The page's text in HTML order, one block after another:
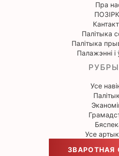
Пра
Палітыка
Палітыка
Палажэнні
Усе
Усе
ЗВАРОТНАЯ